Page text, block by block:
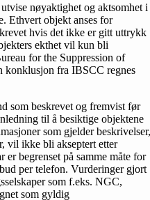
nøyaktighet og aktsomhet i
Ethvert objekt anses for
hvis det ikke er gitt uttrykk
ekthet vil kun bli
for the Suppression of
konklusjon fra IBSCC regnes
som beskrevet og fremvist før
til å besiktige objektene
som gjelder beskrivelser,
vil ikke bli akseptert etter
er begrenset på samme måte for
per telefon. Vurderinger gjort
som f.eks. NGC,
som gyldig